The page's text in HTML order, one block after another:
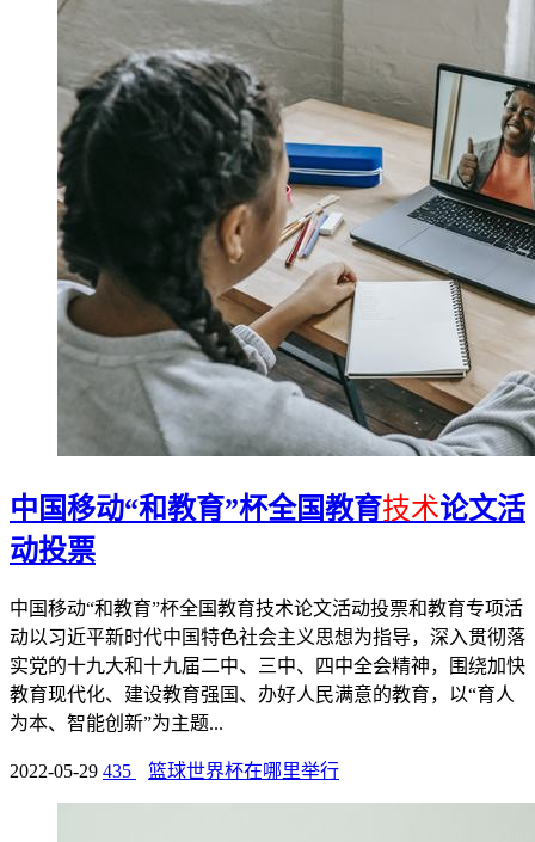
中国移动“和教育”杯全国教育技术论文活
动投票
中国移动“和教育”杯全国教育技术论文活动投票和教育专项活
动以习近平新时代中国特色社会主义思想为指导，深入贯彻落
实党的十九大和十九届二中、三中、四中全会精神，围绕加快
教育现代化、建设教育强国、办好人民满意的教育，以“育人
为本、智能创新”为主题...
2022-05-29 435 篮球世界杯在哪里举行